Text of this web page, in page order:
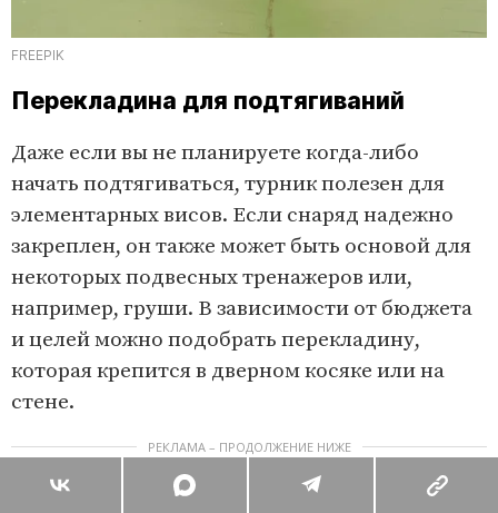
FREEPIK
Перекладина для подтягиваний
Даже если вы не планируете когда-либо
начать подтягиваться, турник полезен для
элементарных висов. Если снаряд надежно
закреплен, он также может быть основой для
некоторых подвесных тренажеров или,
например, груши. В зависимости от бюджета
и целей можно подобрать перекладину,
которая крепится в дверном косяке или на
стене.
РЕКЛАМА – ПРОДОЛЖЕНИЕ НИЖЕ